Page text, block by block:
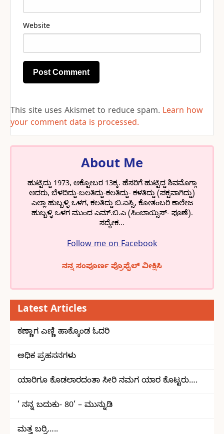
Website
This site uses Akismet to reduce spam. Learn how
your comment data is processed.
About Me
ಹುಟ್ಟಿದ್ದು 1973, ಅಕ್ಟೋಬರ 13ಕ್ಕ. ಹೆಸರಿಗೆ ಹುಟ್ಟಿದ್ದ ಶಿವಮೊಗ್ಗಾ
ಆದರು, ಬೆಳದಿದ್ದು-ಬಲತಿದ್ದು-ಕಲತಿದ್ದು- ಕಳತಿದ್ದು (ಪಕ್ವವಾಗಿದ್ದು)
ಎಲ್ಲಾ ಹುಬ್ಬಳ್ಳಿ ಒಳಗ, ಕಲತಿದ್ದು ಬಿ.ಏಸ್ಸಿ, ಕೋತಂಬರಿ ಕಾಲೇಜ
ಹುಬ್ಬಳ್ಳಿ ಒಳಗ ಮುಂದ ಎಮ್.ಬಿ.ಎ (ಸಿಂಬಾಯ್ಸಿಸ್- ಪೂಣೆ).
ಸದ್ಯೇಕ...
Follow me on Facebook
ನನ್ನ ಸಂಪೂರ್ಣ ಪ್ರೊಫೈಲ್ ವೀಕ್ಷಿಸಿ
Latest Articles
ಕಣ್ಣಾಗ ಎಣ್ಣಿ ಹಾಕ್ಕೊಂಡ ಓದರಿ
ಅಧಿಕ ಪ್ರಹಸನಗಳು
ಯಾರಿಗೂ ಕೊಡಲಾರದಂತಾ ಸೀರಿ ನಮಗ ಯಾರ ಕೊಟ್ಟರು….
’ ನನ್ನ ಬದುಕು- 80’ – ಮುನ್ನುಡಿ
ಮತ್ತ ಬರ್ರಿ…..